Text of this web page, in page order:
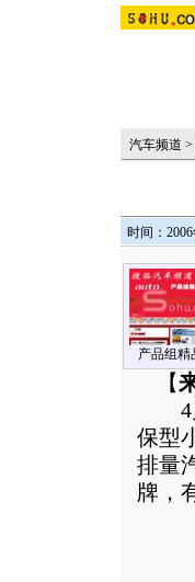
汽车频道 >
时间：
产品组精
【
4月
保型
排量
牌，